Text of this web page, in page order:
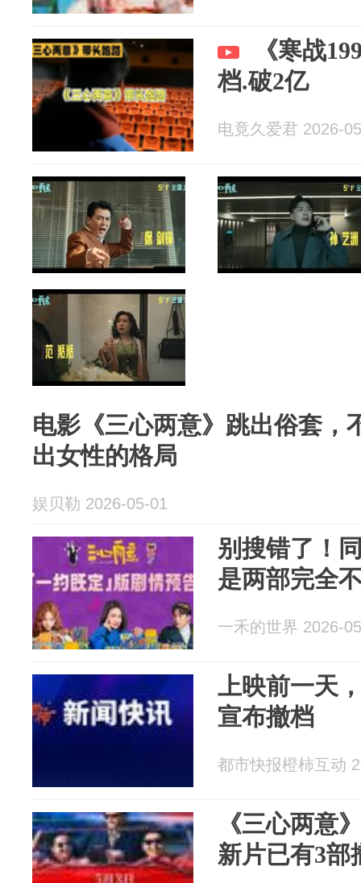
《寒战
档.破2亿
电竟久爱君 2026-
电影《三心两意》跳出俗套，
出女性的格局
娱贝勒 2026-05-01
别搜错了！
是两部完全
一禾的世界 2026-
上映前一天
宣布撤档
都市快报橙柿互动
《三心两意
新片已有3部